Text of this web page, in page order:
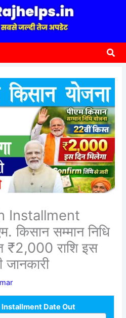
Installment
किसान सम्मान निधि
₹2,000 राशि इस
जानकारी
Installment Date Out